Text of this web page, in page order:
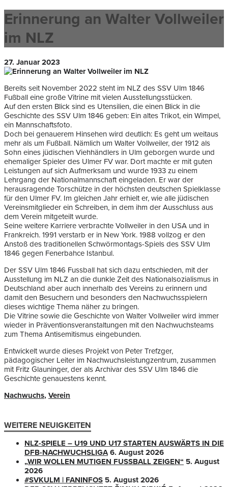
Erinnerung an Walter Vollweiler
im NLZ
27. Januar 2023
Bereits seit November 2022 steht im NLZ des SSV Ulm 1846
Fußball eine große Vitrine mit vielen Ausstellungsstücken.
Auf den ersten Blick sind es Utensilien, die einen Blick in die
Geschichte des SSV Ulm 1846 geben: Ein altes Trikot, ein Wimpel,
ein Mannschaftsfoto.
Doch bei genauerem Hinsehen wird deutlich: Es geht um weitaus
mehr als um Fußball. Nämlich um Walter Vollweiler, der 1912 als
Sohn eines jüdischen Viehhändlers in Ulm geborgen wurde und
ehemaliger Spieler des Ulmer FV war. Dort machte er mit guten
Leistungen auf sich Aufmerksam und wurde 1933 zu einem
Lehrgang der Nationalmannschaft eingeladen. Er war der
herausragende Torschütze in der höchsten deutschen Spielklasse
für den Ulmer FV. Im gleichen Jahr erhielt er, wie alle jüdischen
Vereinsmitglieder ein Schreiben, in dem ihm der Ausschluss aus
dem Verein mitgeteilt wurde.
Seine weitere Karriere verbrachte Vollweiler in den USA und in
Frankreich. 1991 verstarb er in New York. 1988 vollzog er den
Anstoß des traditionellen Schwörmontags-Spiels des SSV Ulm
1846 gegen Fenerbahce Istanbul.
Der SSV Ulm 1846 Fussball hat sich dazu entschieden, mit der
Ausstellung im NLZ an die dunkle Zeit des Nationalsozialismus in
Deutschland aber auch innerhalb des Vereins zu erinnern und
damit den Besuchern und besonders den Nachwuchsspielern
dieses wichtige Thema näher zu bringen.
Die Vitrine sowie die Geschichte von Walter Vollweiler wird immer
wieder in Präventionsveranstaltungen mit den Nachwuchsteams
zum Thema Antisemitismus eingebunden.
Entwickelt wurde dieses Projekt von Peter Trefzger,
pädagogischer Leiter im Nachwuchsleistungzentrum, zusammen
mit Fritz Glauninger, der als Archivar des SSV Ulm 1846 die
Geschichte genauestens kennt.
Nachwuchs, Verein
WEITERE NEUIGKEITEN
NLZ-SPIELE – U19 UND U17 STARTEN AUSWÄRTS IN DIE
DFB-NACHWUCHSLIGA 6. August 2026
„WIR WOLLEN MUTIGEN FUSSBALL ZEIGEN“
5. August
2026
#SVKULM | FANINFOS 5. August 2026